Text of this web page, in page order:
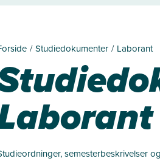
Studiedokumenter Laborant
semesterbeskrivelser